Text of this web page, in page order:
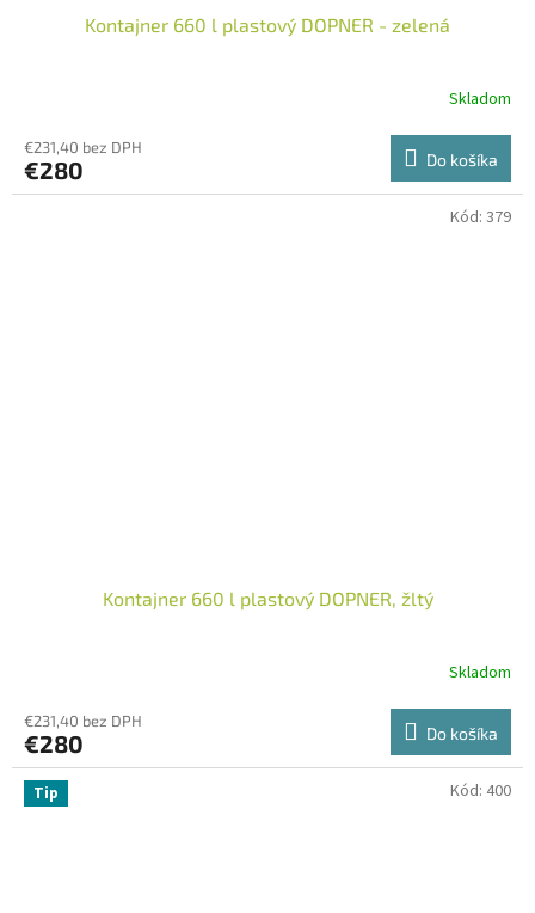
Kontajner 660 l plastový DOPNER - zelená
Skladom
€231,40 bez DPH
€280 Do košíka
Kontajner 660 l plastový DOPNER, žltý
Skladom
€231,40 bez DPH
€280 Do košíka
Kód: 379
Tip Kód: 400